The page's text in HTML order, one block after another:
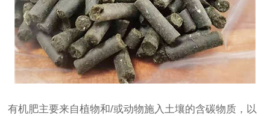
有机肥主要来自植物和/或动物施入土壤的含碳物质，以